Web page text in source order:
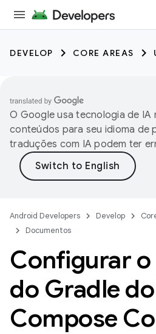
DEVELOP CORE AREAS
O Google usa tecnologia de IA
conteúdos para seu idioma de
traduções com IA podem ter
Android Developers Develop
Documentos
Configurar
do Gradle do
Compose